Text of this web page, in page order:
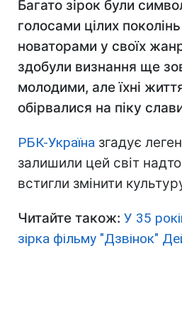
Багато зірок були
голосами цілих
новаторами у своїх
здобули визнання ще
молодими, але їхні
обірвалися на піку
РБК-Україна згадує
залишили цей світ
встигли змінити
Читайте також: У 35
зірка фільму "Дзвінок"